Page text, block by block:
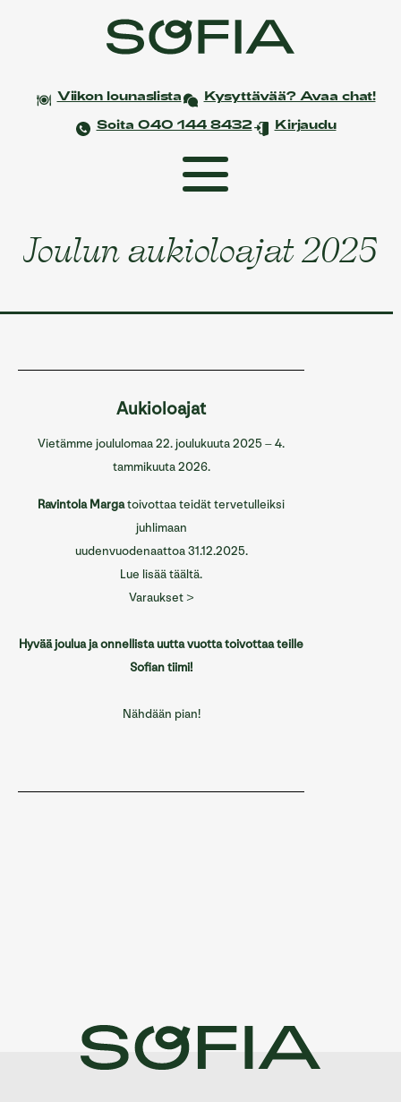
Viikon lounaslista
Kysyttävää? Avaa chat!
Soita 040 144 8432
Kirjaudu
Etusivu
Tapahtumat ja kokoukset
Sofian tilat
Info/Historia
Yhteystiedot
Joulun aukioloajat 2025
Aukioloajat
Vietämme joululomaa 22. joulukuuta 2025 – 4.
tammikuuta 2026.
Ravintola Margatoivottaa teidät tervetulleiksi
juhlimaan
uudenvuodenaattoa 31.12.2025.
Lue lisää täältä.
Varaukset >
Hyvää joulua ja onnellista uutta vuotta toivottaa teille
Sofian tiimi!
Nähdään pian!